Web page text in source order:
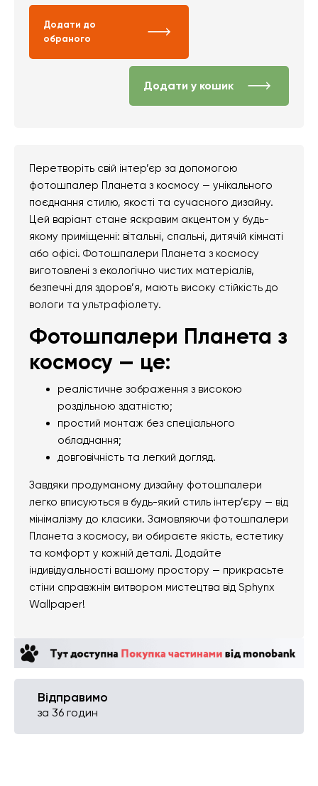
Додати до
обраного
Додати у кошик
Перетворіть свій інтер’єр за допомогою
фотошпалер Планета з космосу — унікального
поєднання стилю, якості та сучасного дизайну.
Цей варіант стане яскравим акцентом у будь-
якому приміщенні: вітальні, спальні, дитячій кімнаті
або офісі. Фотошпалери Планета з космосу
виготовлені з екологічно чистих матеріалів,
безпечні для здоров’я, мають високу стійкість до
вологи та ультрафіолету.
Фотошпалери Планета з
космосу — це:
реалістичне зображення з високою
роздільною здатністю;
простий монтаж без спеціального
обладнання;
довговічність та легкий догляд.
Завдяки продуманому дизайну фотошпалери
легко вписуються в будь-який стиль інтер’єру — від
мінімалізму до класики. Замовляючи фотошпалери
Планета з космосу, ви обираєте якість, естетику
та комфорт у кожній деталі. Додайте
індивідуальності вашому простору — прикрасьте
стіни справжнім витвором мистецтва від Sphynx
Wallpaper!
Відправимо
за 36 годин